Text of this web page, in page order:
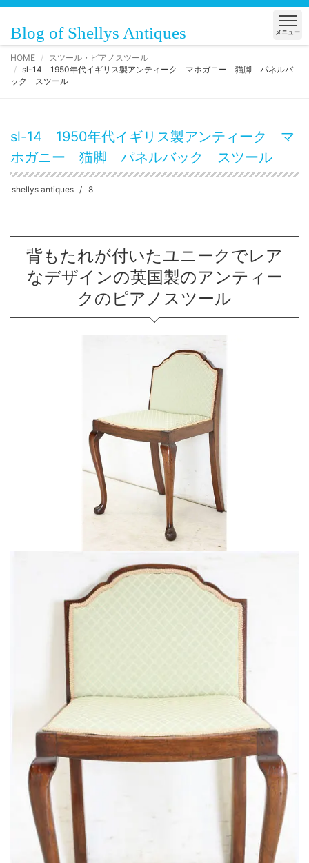
Blog of Shellys Antiques メニュー
HOME
スツール・ピアノスツール
sl-14 1950年代イギリス製アンティーク マホガニー 猫脚 パネルバ
ック スツール
sl-14 1950年代イギリス製アンティーク マ
ホガニー 猫脚 パネルバック スツール
shellys antiques 8
背もたれが付いたユニークでレア
なデザインの英国製のアンティー
クのピアノスツール